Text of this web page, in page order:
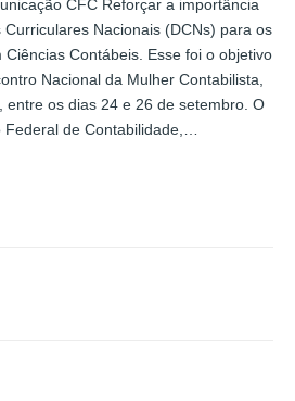
CFC Reforçar a importância
Nacionais (DCNs) para os
Contábeis. Esse foi o objetivo
Nacional da Mulher Contabilista,
entre os dias 24 e 26 de setembro. O
de Contabilidade,…